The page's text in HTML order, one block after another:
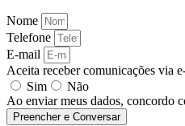
Nome
Telefone
E-mail
Aceita receber comunicações via
Sim
Não
Ao enviar meus dados, concordo
Preencher e Conversar